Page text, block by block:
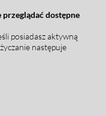
dostępne
posiadasz aktywną
następuje